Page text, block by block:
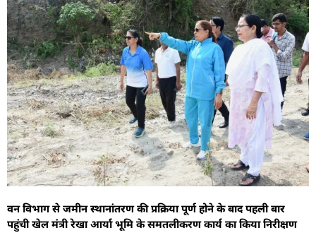
वन विभाग से जमीन स्थानांतरण की प्रक्रिया पूर्ण होने के बाद पहली बार
पहुंची खेल मंत्री रेखा आर्या भूमि के समतलीकरण कार्य का किया निरीक्षण